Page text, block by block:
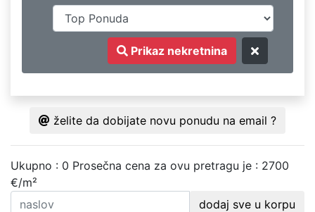
Prikaz nekretnina
želite da dobijate novu ponudu na email ?
Ukupno : 0 Prosečna cena za ovu pretragu je : 2700
€/m²
dodaj sve u korpu